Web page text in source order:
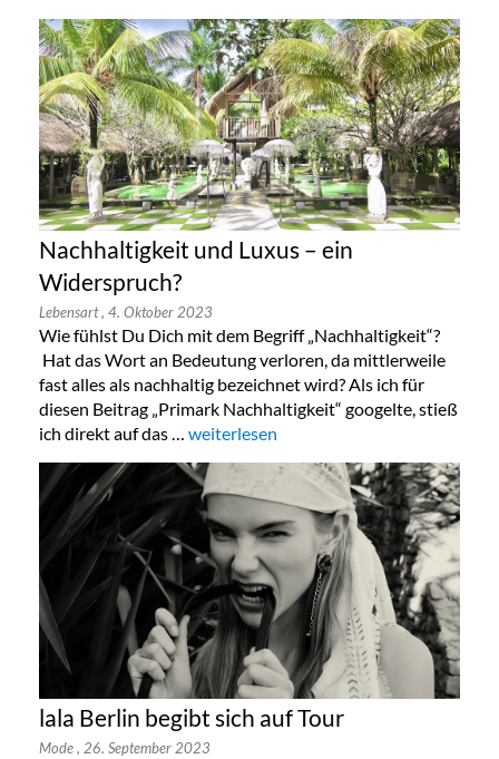
Nachhaltigkeit und Luxus – ein
Widerspruch?
Lebensart, 4. Oktober 2023
Wie fühlst Du Dich mit dem Begriff „Nachhaltigkeit“?
Hat das Wort an Bedeutung verloren, da mittlerweile
fast alles als nachhaltig bezeichnet wird? Als ich für
diesen Beitrag „Primark Nachhaltigkeit“ googelte, stieß
ich direkt auf das … „Nachhaltigkeit und Luxus – ein
weiterlesen
lala Berlin begibt sich auf Tour
Mode, 26. September 2023